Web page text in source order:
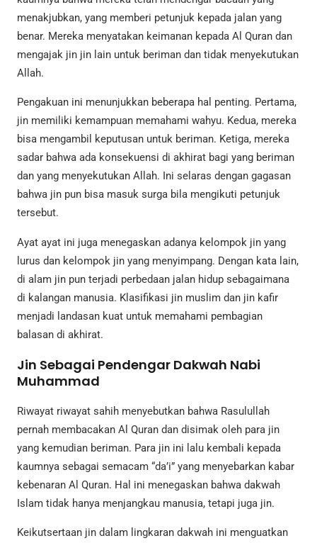
menakjubkan, yang memberi petunjuk kepada jalan yang
benar. Mereka menyatakan keimanan kepada Al Quran dan
mengajak jin jin lain untuk beriman dan tidak menyekutukan
Allah.
Pengakuan ini menunjukkan beberapa hal penting. Pertama,
jin memiliki kemampuan memahami wahyu. Kedua, mereka
bisa mengambil keputusan untuk beriman. Ketiga, mereka
sadar bahwa ada konsekuensi di akhirat bagi yang beriman
dan yang menyekutukan Allah. Ini selaras dengan gagasan
bahwa jin pun bisa masuk surga bila mengikuti petunjuk
tersebut.
Ayat ayat ini juga menegaskan adanya kelompok jin yang
lurus dan kelompok jin yang menyimpang. Dengan kata lain,
di alam jin pun terjadi perbedaan jalan hidup sebagaimana
di kalangan manusia. Klasifikasi jin muslim dan jin kafir
menjadi landasan kuat untuk memahami pembagian
balasan di akhirat.
Jin Sebagai Pendengar Dakwah Nabi
Muhammad
Riwayat riwayat sahih menyebutkan bahwa Rasulullah
pernah membacakan Al Quran dan disimak oleh para jin
yang kemudian beriman. Para jin ini lalu kembali kepada
kaumnya sebagai semacam “da’i” yang menyebarkan kabar
kebenaran Al Quran. Hal ini menegaskan bahwa dakwah
Islam tidak hanya menjangkau manusia, tetapi juga jin.
Keikutsertaan jin dalam lingkaran dakwah ini menguatkan